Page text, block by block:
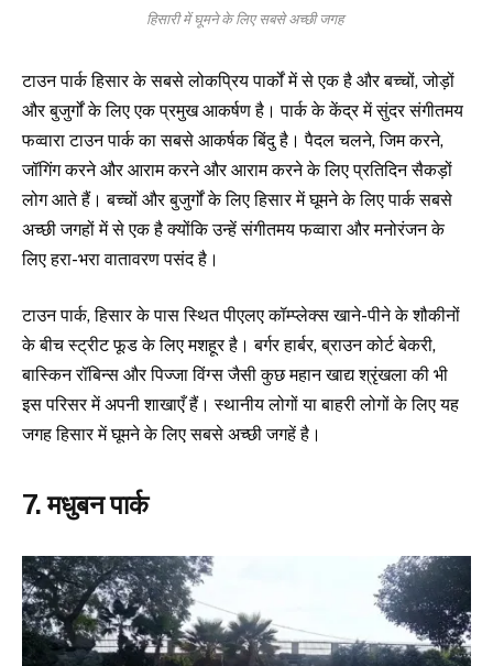
हिसारी में घूमने के लिए सबसे अच्छी जगह
टाउन पार्क हिसार के सबसे लोकप्रिय पार्कों में से एक है और बच्चों, जोड़ों
और बुजुर्गों के लिए एक प्रमुख आकर्षण है। पार्क के केंद्र में सुंदर संगीतमय
फव्वारा टाउन पार्क का सबसे आकर्षक बिंदु है। पैदल चलने, जिम करने,
जॉगिंग करने और आराम करने और आराम करने के लिए प्रतिदिन सैकड़ों
लोग आते हैं। बच्चों और बुजुर्गों के लिए हिसार में घूमने के लिए पार्क सबसे
अच्छी जगहों में से एक है क्योंकि उन्हें संगीतमय फव्वारा और मनोरंजन के
लिए हरा-भरा वातावरण पसंद है।
टाउन पार्क, हिसार के पास स्थित पीएलए कॉम्प्लेक्स खाने-पीने के शौकीनों
के बीच स्ट्रीट फूड के लिए मशहूर है। बर्गर हार्बर, ब्राउन कोर्ट बेकरी,
बास्किन रॉबिन्स और पिज्जा विंग्स जैसी कुछ महान खाद्य श्रृंखला की भी
इस परिसर में अपनी शाखाएँ हैं। स्थानीय लोगों या बाहरी लोगों के लिए यह
जगह हिसार में घूमने के लिए सबसे अच्छी जगहें है।
7. मधुबन पार्क